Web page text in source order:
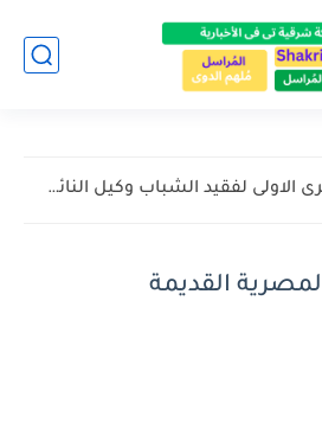
الذكرى الاولى لفقيد الشباب وكيل النائب العام المستشار...
القديمة